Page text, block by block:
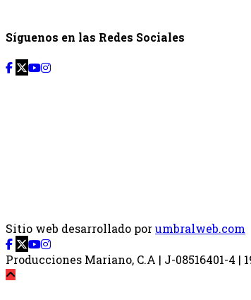
Síguenos en las Redes Sociales
Sitio web desarrollado porumbralweb.com
Producciones Mariano, C.A | J-08516401-4 |